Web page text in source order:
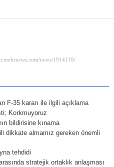
F-35 kararı ile ilgili açıklama
Korkmuyoruz
bildirisine kınama
dikkate almamız gereken önemli
tehdidi
stratejik ortaklık anlaşması